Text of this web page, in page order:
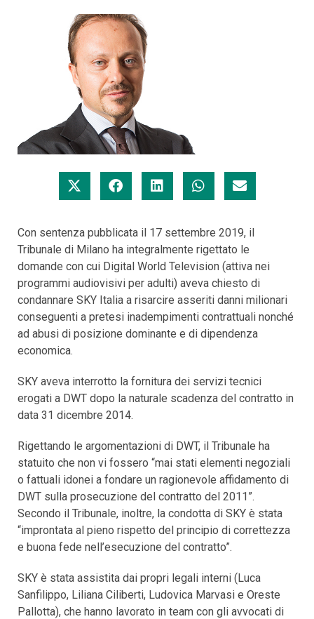
Con sentenza pubblicata il 17 settembre 2019, il
Tribunale di Milano ha integralmente rigettato le
domande con cui Digital World Television (attiva nei
programmi audiovisivi per adulti) aveva chiesto di
condannare SKY Italia a risarcire asseriti danni milionari
conseguenti a pretesi inadempimenti contrattuali nonché
ad abusi di posizione dominante e di dipendenza
economica.
SKY aveva interrotto la fornitura dei servizi tecnici
erogati a DWT dopo la naturale scadenza del contratto in
data 31 dicembre 2014.
Rigettando le argomentazioni di DWT, il Tribunale ha
statuito che non vi fossero “mai stati elementi negoziali
o fattuali idonei a fondare un ragionevole affidamento di
DWT sulla prosecuzione del contratto del 2011”.
Secondo il Tribunale, inoltre, la condotta di SKY è stata
“improntata al pieno rispetto del principio di correttezza
e buona fede nell’esecuzione del contratto”.
SKY è stata assistita dai propri legali interni (Luca
Sanfilippo, Liliana Ciliberti, Ludovica Marvasi e Oreste
Pallotta), che hanno lavorato in team con gli avvocati di